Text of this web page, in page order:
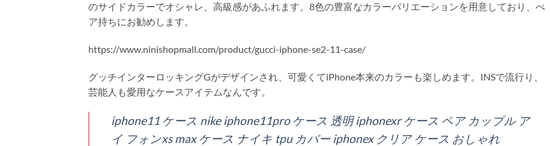
のサイドカラーでオシャレ、高級感があふれます。8色の豊富なカラーバリエーションを用意しており、ぺ
ア持ちにお勧めします。
https://www.ninishopmall.com/product/gucci-iphone-se2-11-case/
グッチインターロッキングGがデザインされ、可愛くてiPhone本来のカラーも楽しめます。INSで流行り、
芸能人も愛用なケースアイテムなんです。
iphone11 ケース nike iphone11pro ケース 透明 iphonexr ケース ペア カップル ア
イ フォンxs max ケース ナイキ tpu カバー iphonex クリア ケース おしゃれ